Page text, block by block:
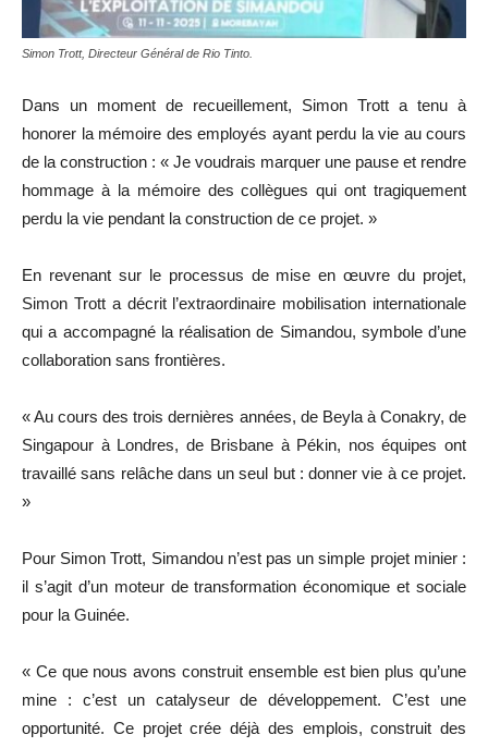
Simon Trott, Directeur Général de Rio Tinto.
Dans un moment de recueillement, Simon Trott a tenu à
honorer la mémoire des employés ayant perdu la vie au cours
de la construction : « Je voudrais marquer une pause et rendre
hommage à la mémoire des collègues qui ont tragiquement
perdu la vie pendant la construction de ce projet. »
En revenant sur le processus de mise en œuvre du projet,
Simon Trott a décrit l’extraordinaire mobilisation internationale
qui a accompagné la réalisation de Simandou, symbole d’une
collaboration sans frontières.
« Au cours des trois dernières années, de Beyla à Conakry, de
Singapour à Londres, de Brisbane à Pékin, nos équipes ont
travaillé sans relâche dans un seul but : donner vie à ce projet.
»
Pour Simon Trott, Simandou n’est pas un simple projet minier :
il s’agit d’un moteur de transformation économique et sociale
pour la Guinée.
« Ce que nous avons construit ensemble est bien plus qu’une
mine : c’est un catalyseur de développement. C’est une
opportunité. Ce projet crée déjà des emplois, construit des